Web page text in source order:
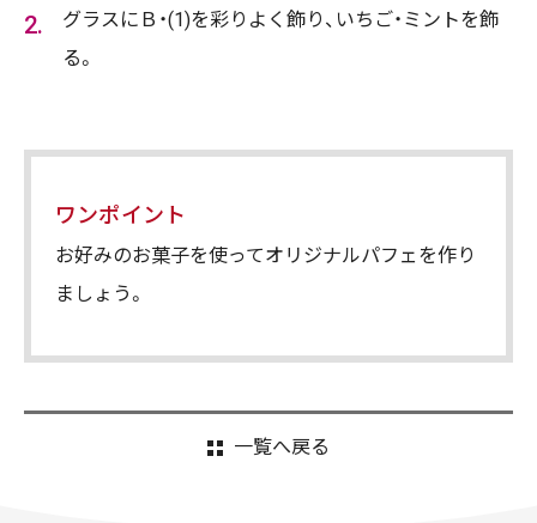
グラスにＢ・(1)を彩りよく飾り、いちご・ミントを飾
る。
ワンポイント
お好みのお菓子を使ってオリジナルパフェを作り
ましょう。
一覧へ戻る